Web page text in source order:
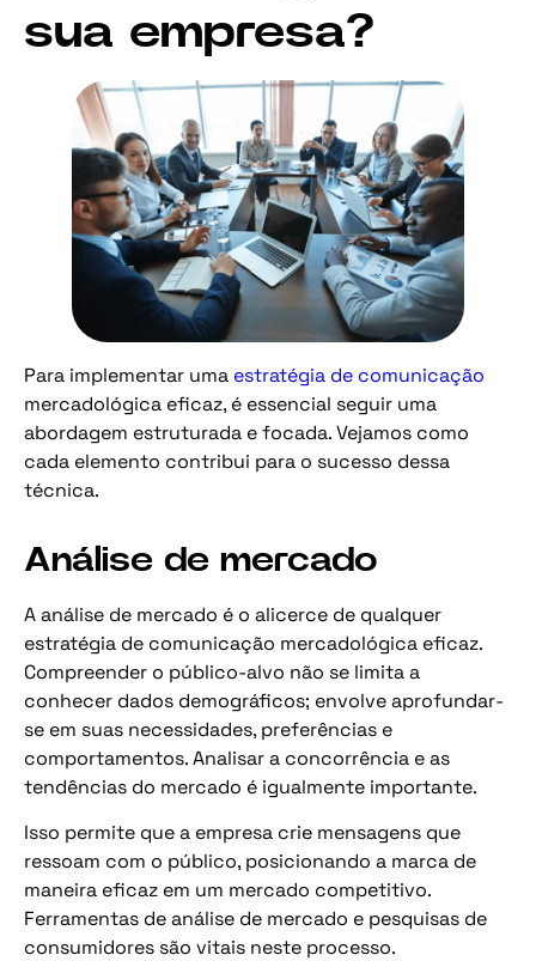
sua empresa?
Para implementar uma estratégia de comunicação
mercadológica eficaz, é essencial seguir uma
abordagem estruturada e focada. Vejamos como
cada elemento contribui para o sucesso dessa
técnica.
Análise de mercado
A análise de mercado é o alicerce de qualquer
estratégia de comunicação mercadológica eficaz.
Compreender o público-alvo não se limita a
conhecer dados demográficos; envolve aprofundar-
se em suas necessidades, preferências e
comportamentos. Analisar a concorrência e as
tendências do mercado é igualmente importante.
Isso permite que a empresa crie mensagens que
ressoam com o público, posicionando a marca de
maneira eficaz em um mercado competitivo.
Ferramentas de análise de mercado e pesquisas de
consumidores são vitais neste processo.